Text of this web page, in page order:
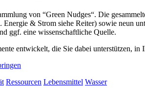
von “Green Nudges“. Die
& Strom siehe Reiter) sowie neun
ggf. eine wissenschaftliche Quelle.
entwickelt, die Sie dabei unterstützen, in
Ressourcen Lebensmittel Wasser